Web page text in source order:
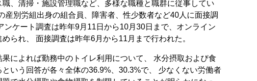
職、清掃・施設管理職など、多様な職種と職群に従事してい
産別労組出身の組合員、障害者、性少数者など40人に面接調
ンケート調査は昨年9月11日から10月30日まで、オンライン
られ、 面接調査は昨年6月から11月まで行われた。
によれば勤務中のトイレ利用について、 水分摂取および食
いう回答が各々全体の36.9%、30.3%で、 少なくない労働者